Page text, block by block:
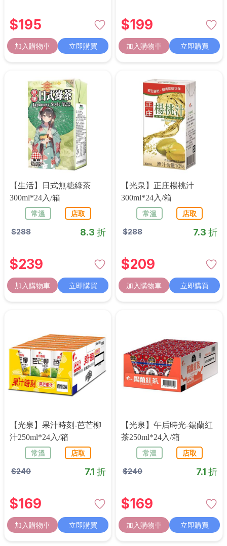
$195
加入購物車 立即購買
$199
加入購物車 立即購買
【生活】日式無糖綠茶
300ml*24入/箱
常溫
店取
$288 8.3 折
$239
加入購物車 立即購買
【光泉】正庄楊桃汁
300ml*24入/箱
常溫
店取
$288 7.3 折
$209
加入購物車 立即購買
【光泉】果汁時刻-芭芒柳
汁250ml*24入/箱
常溫
店取
$240 7.1 折
$169
加入購物車 立即購買
【光泉】午后時光-錫蘭紅
茶250ml*24入/箱
常溫
店取
$240 7.1 折
$169
加入購物車 立即購買